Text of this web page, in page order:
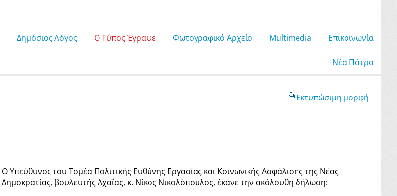
Δημόσιος Λόγος Ο Τύπος Έγραψε Φωτογραφικό Αρχείο Μultimedia Επικοινωνία
Νέα Πάτρα
Εκτυπώσιμη μορφή
Ο Υπεύθυνος του Τομέα Πολιτικής Ευθύνης Εργασίας και Κοινωνικής Ασφάλισης της Νέας
Δημοκρατίας, βουλευτής Αχαΐας, κ. Νίκος Νικολόπουλος, έκανε την ακόλουθη δήλωση: